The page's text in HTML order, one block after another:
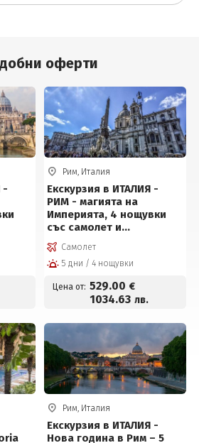
оферти
-
Рим, Италия
Екскурзия в ИТАЛИЯ -
РИМ - магията на
Империята, 4 нощувки
със самолет и
обслужване на
български език!
Самолет
5 дни / 4 нощувки
Цена от: 529.00 €
1034.63 лв.
Рим, Италия
Екскурзия в ИТАЛИЯ -
Нова година в Рим – 5